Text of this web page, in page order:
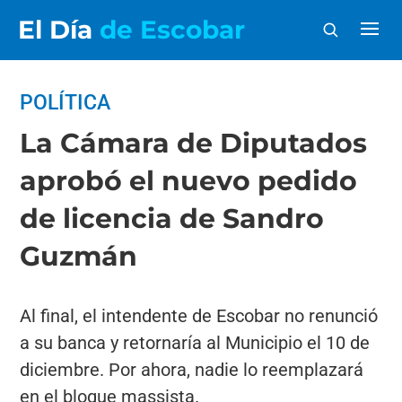
El Día de Escobar
POLÍTICA
La Cámara de Diputados
aprobó el nuevo pedido
de licencia de Sandro
Guzmán
Al final, el intendente de Escobar no renunció
a su banca y retornaría al Municipio el 10 de
diciembre. Por ahora, nadie lo reemplazará
en el bloque massista.